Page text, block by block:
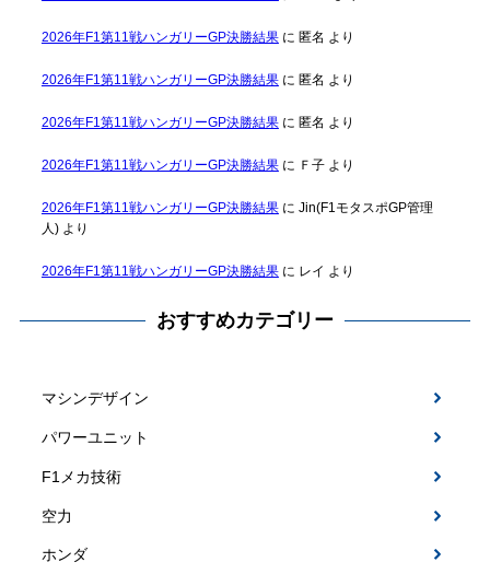
2026年F1第11戦ハンガリーGP決勝結果に 匿名 より
2026年F1第11戦ハンガリーGP決勝結果に 匿名 より
2026年F1第11戦ハンガリーGP決勝結果に 匿名 より
2026年F1第11戦ハンガリーGP決勝結果に Ｆ子より
2026年F1第11戦ハンガリーGP決勝結果に Jin(F1モタスポGP管理
人)より
2026年F1第11戦ハンガリーGP決勝結果に レイ より
おすすめカテゴリー
マシンデザイン
パワーユニット
F1メカ技術
空力
ホンダ